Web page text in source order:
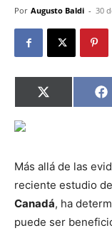
Por Augusto Baldi - 30
Compartir
en
X
(Twitter)
Más allá de las
reciente estudio
Canadá, ha
puede ser